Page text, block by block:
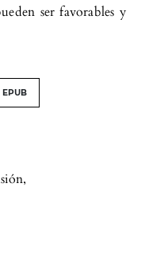
,
ser favorables y
EPUB